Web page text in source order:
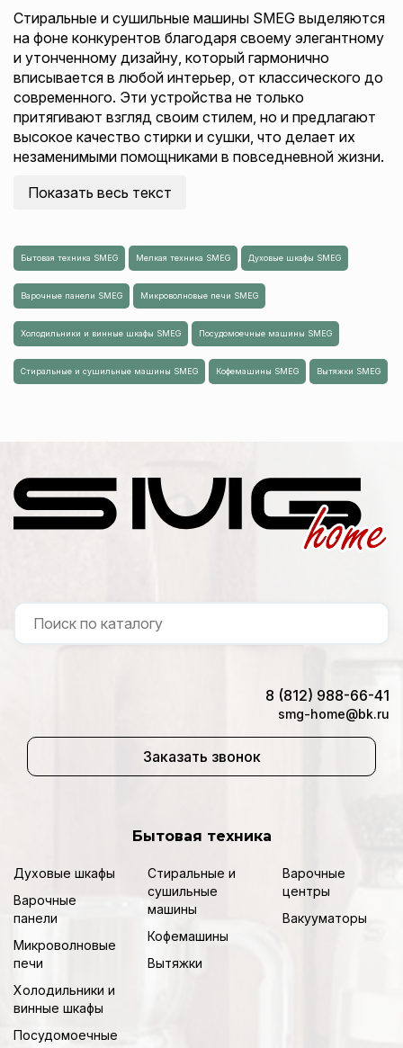
Стиральные и сушильные машины SMEG выделяются
на фоне конкурентов благодаря своему элегантному
и утонченному дизайну, который гармонично
вписывается в любой интерьер, от классического до
современного. Эти устройства не только
притягивают взгляд своим стилем, но и предлагают
высокое качество стирки и сушки, что делает их
незаменимыми помощниками в повседневной жизни.
Показать весь текст
Бытовая техника SMEG Мелкая техника SMEG Духовые шкафы SMEG
Варочные панели SMEG Микроволновые печи SMEG
Холодильники и винные шкафы SMEG Посудомоечные машины SMEG
Стиральные и сушильные машины SMEG Кофемашины SMEG Вытяжки SMEG
8 (812) 988-66-41
smg-home@bk.ru
Заказать звонок
Бытовая техника
Духовые шкафы
Варочные
панели
Микроволновые
печи
Холодильники и
винные шкафы
Посудомоечные
Стиральные и
сушильные
машины
Кофемашины
Вытяжки
Варочные
центры
Вакууматоры